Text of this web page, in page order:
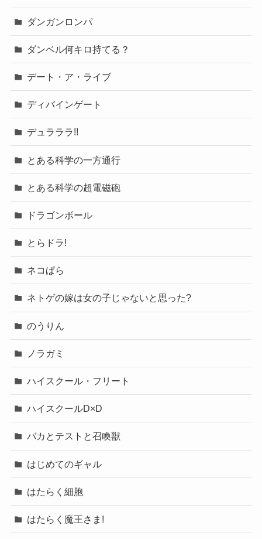
ダンガンロンパ
ダンベル何キロ持てる？
デート・ア・ライブ
ディバインゲート
デュラララ!!
とある科学の一方通行
とある科学の超電磁砲
ドラゴンボール
とらドラ!
ネコぱら
ネトゲの嫁は女の子じゃないと思った?
のうりん
ノラガミ
ハイスクール・フリート
ハイスクールD×D
バカとテストと召喚獣
はじめてのギャル
はたらく細胞
はたらく魔王さま!